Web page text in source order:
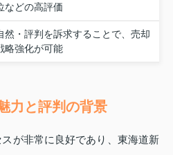
などの高評価
然・評判を訴求することで、売却
略強化が可能
力と評判の背景
が非常に良好であり、東海道新